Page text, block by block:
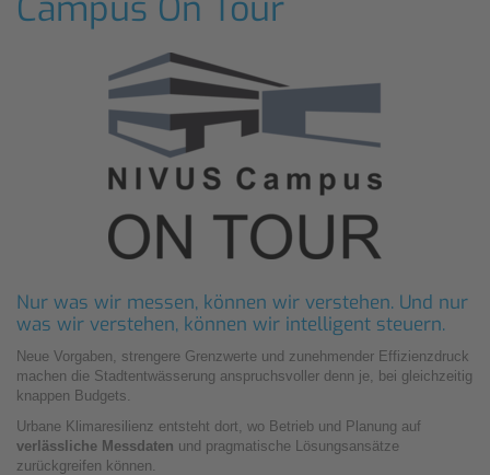
Nur was wir messen, können wir verstehen. Und nur
was wir verstehen, können wir intelligent steuern.
Neue Vorgaben, strengere Grenzwerte und zunehmender Effizienzdruck
machen die Stadtentwässerung anspruchsvoller denn je, bei gleichzeitig
knappen Budgets.
Urbane Klimaresilienz entsteht dort, wo Betrieb und Planung auf
verlässliche Messdaten und pragmatische Lösungsansätze
zurückgreifen können.